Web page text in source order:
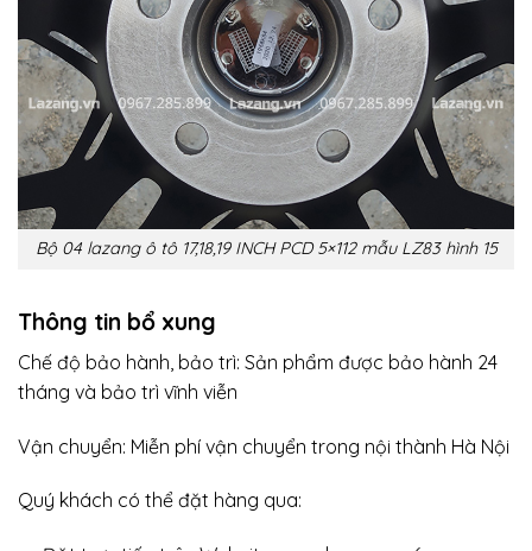
Bộ 04 lazang ô tô 17,18,19 INCH PCD 5×112 mẫu LZ83 hình 15
Thông tin bổ xung
Chế độ bảo hành, bảo trì: Sản phẩm được bảo hành 24
tháng và bảo trì vĩnh viễn
Vận chuyển: Miễn phí vận chuyển trong nội thành Hà Nội
Quý khách có thể đặt hàng qua: